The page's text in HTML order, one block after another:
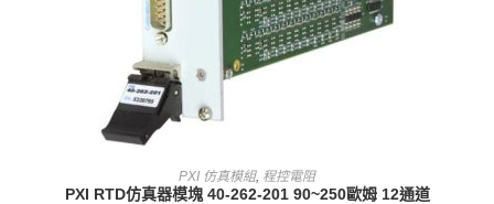
查看內容
PXI 仿真模組, 程控電阻
PXI RTD仿真器模塊 40-262-201 90~250歐姆 12通道